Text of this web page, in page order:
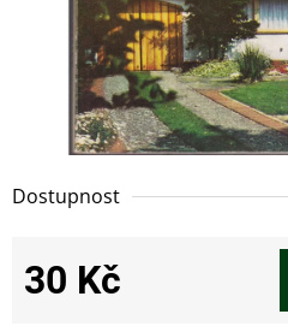
Dostupnost
30 Kč